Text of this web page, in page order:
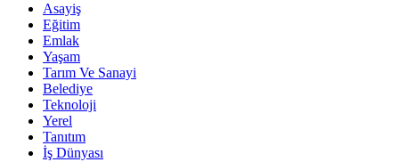
Asayiş
Eğitim
Emlak
Yaşam
Tarım Ve Sanayi
Belediye
Teknoloji
Yerel
Tanıtım
İş Dünyası